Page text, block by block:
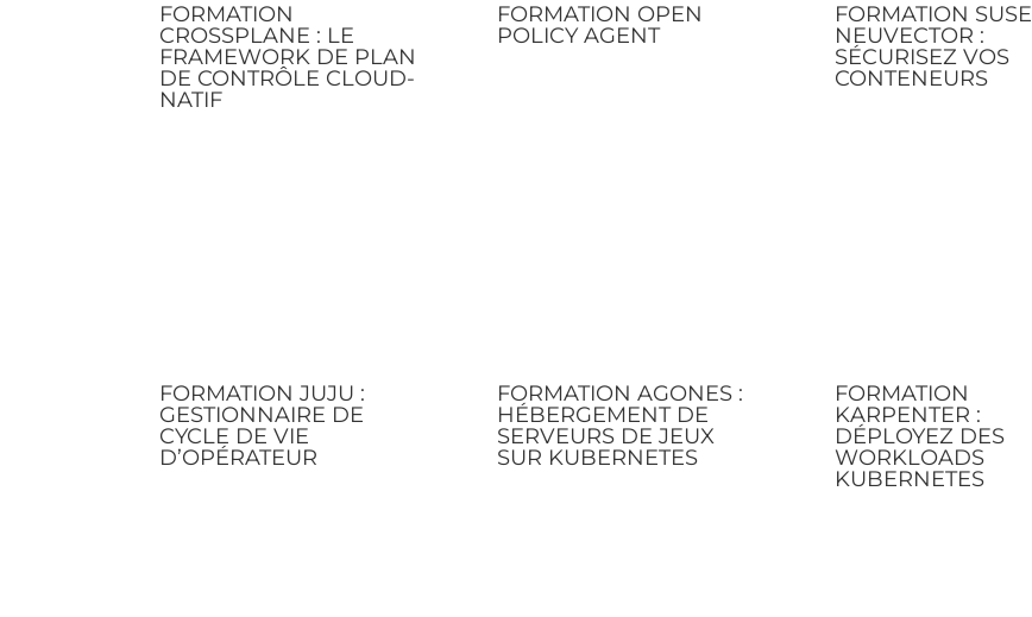
FORMATION
CROSSPLANE : LE
FRAMEWORK DE PLAN
DE CONTRÔLE CLOUD-
NATIF
FORMATION OPEN
POLICY AGENT
FORMATION SUSE
NEUVECTOR :
SÉCURISEZ VOS
CONTENEURS
FORMATION JUJU :
GESTIONNAIRE DE
CYCLE DE VIE
D’OPÉRATEUR
FORMATION AGONES :
HÉBERGEMENT DE
SERVEURS DE JEUX
SUR KUBERNETES
FORMATION
KARPENTER :
DÉPLOYEZ DES
WORKLOADS
KUBERNETES